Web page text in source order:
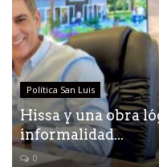
Política San Luis
Hissa y una obra
informalidad...
0